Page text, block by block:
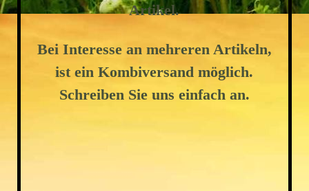
Artikel.
Bei Interesse an mehreren Artikeln,
ist ein Kombiversand möglich.
Schreiben Sie uns einfach an.